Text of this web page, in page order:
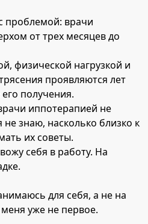
проблемой: врачи
от трех месяцев до
физической нагрузкой и
проявляются лет
получения.
иппотерапией не
знаю, насколько близко к
их советы.
себя в работу. На
для себя, а не на
меня уже не первое.